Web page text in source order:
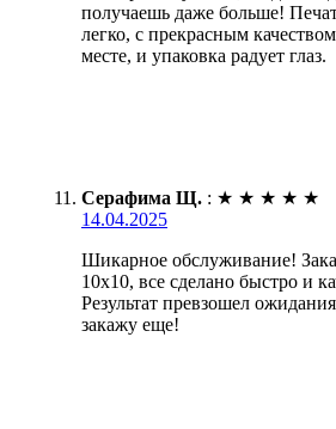
получаешь даже больше!
легко, с прекрасным
месте, и упаковка радует глаз.
Серафима Щ. : ★ ★ ★ ★ ★
14.04.2025
Шикарное обслуживание!
10х10, все сделано быстро и
Результат превзошел
закажу еще!